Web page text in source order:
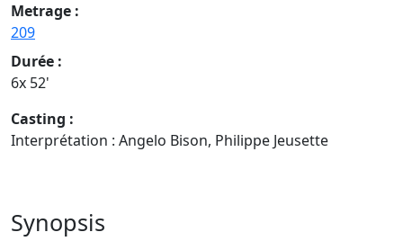
Metrage :
209
Durée :
6x 52'
Casting :
Interprétation : Angelo Bison, Philippe Jeusette
Synopsis